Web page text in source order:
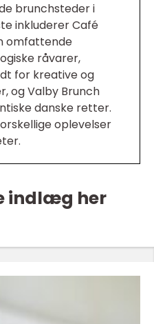
brunchsteder i
inkluderer Café
omfattende
råvarer,
for kreative og
og Valby Brunch
danske retter.
oplevelser
indlæg her